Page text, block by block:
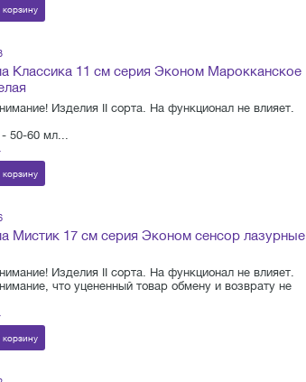
Классика 11 см серия Эконом Марокканское
Изделия II сорта. На функционал не влияет.
50-60 мл...
Мистик 17 см серия Эконом сенсор лазурные
Изделия II сорта. На функционал не влияет.
что уцененный товар обмену и возврату не